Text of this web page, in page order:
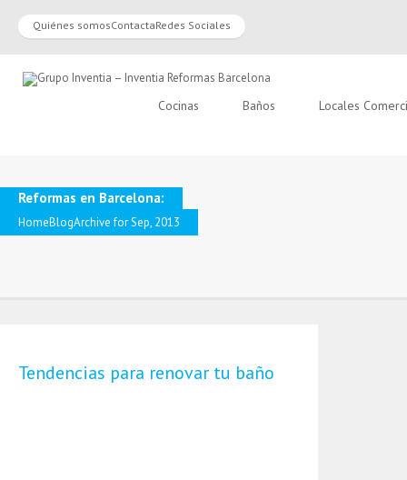
Quiénes somosContactaRedes Sociales
Cocinas Baños Locales
Reformas en Barcelona:
HomeBlogArchive for Sep, 2013
Tendencias para renovar tu baño